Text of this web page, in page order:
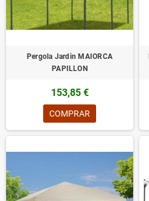
Pergola Jardin MAIORCA
PAPILLON
153,85 €
COMPRAR